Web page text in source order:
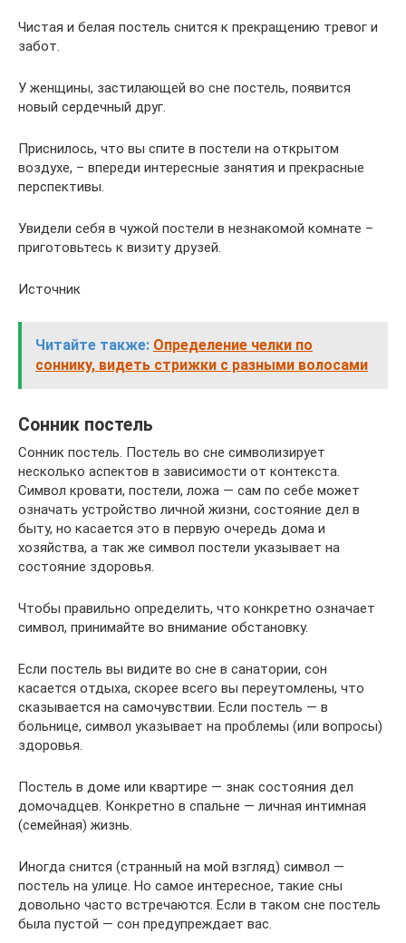
Чистая и белая постель снится к прекращению тревог и
забот.
У женщины, застилающей во сне постель, появится
новый сердечный друг.
Приснилось, что вы спите в постели на открытом
воздухе, – впереди интересные занятия и прекрасные
перспективы.
Увидели себя в чужой постели в незнакомой комнате –
приготовьтесь к визиту друзей.
Источник
Читайте также: Определение челки по
соннику, видеть стрижки с разными волосами
Сонник постель
Сонник постель. Постель во сне символизирует
несколько аспектов в зависимости от контекста.
Символ кровати, постели, ложа — сам по себе может
означать устройство личной жизни, состояние дел в
быту, но касается это в первую очередь дома и
хозяйства, а так же символ постели указывает на
состояние здоровья.
Чтобы правильно определить, что конкретно означает
символ, принимайте во внимание обстановку.
Если постель вы видите во сне в санатории, сон
касается отдыха, скорее всего вы переутомлены, что
сказывается на самочувствии. Если постель — в
больнице, символ указывает на проблемы (или вопросы)
здоровья.
Постель в доме или квартире — знак состояния дел
домочадцев. Конкретно в спальне — личная интимная
(семейная) жизнь.
Иногда снится (странный на мой взгляд) символ —
постель на улице. Но самое интересное, такие сны
довольно часто встречаются. Если в таком сне постель
была пустой — сон предупреждает вас.